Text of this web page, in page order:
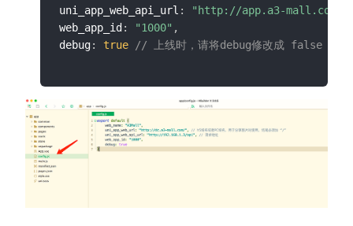
uni_app_web_api_url :
"http://app.a3-mall.com/
web_app_id : "1000" ,
debug: true // 上线时，请将debug修改成 false